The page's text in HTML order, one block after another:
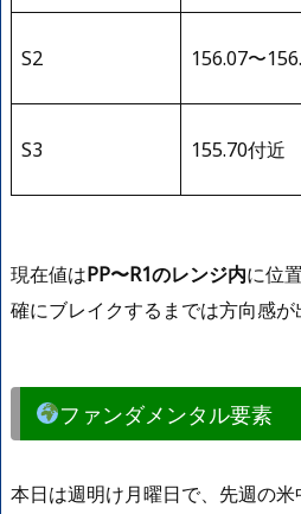
S2 156.07〜
S3 155.70付近
現在値はPP〜R1のレンジ内に位
確にブレイクするまでは方向感が
ファンダメンタル要素
本日は週明け月曜日で、先週の